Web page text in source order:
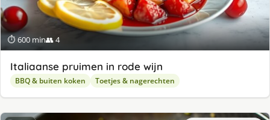
⏱ 600 min👥 4
Italiaanse pruimen in rode wijn
BBQ & buiten koken Toetjes & nagerechten